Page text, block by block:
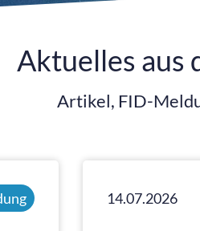
Aktuelles aus
Artikel, FID-
14.07.2026